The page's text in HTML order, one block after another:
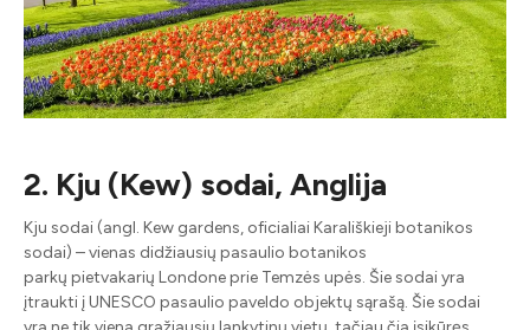
2. Kju (Kew) sodai, Anglija
Kju sodai (angl. Kew gardens, oficialiai Karališkieji botanikos
sodai) – vienas didžiausių pasaulio botanikos
parkų pietvakarių Londone prie Temzės upės. Šie sodai yra
įtraukti į UNESCO pasaulio paveldo objektų sąrašą. Šie sodai